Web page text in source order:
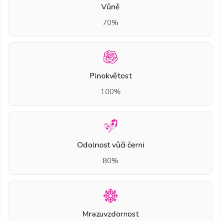
Vůně
70%
Plnokvětost
100%
Odolnost vůči černi
80%
Mrazuvzdornost